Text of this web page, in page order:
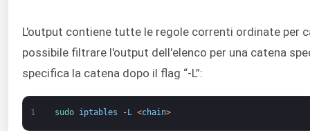
L'output contiene tutte le regole correnti ordinate per
possibile filtrare l'output dell'elenco per una catena
specifica la catena dopo il flag “-L”:
1 sudo iptables - L <chain>